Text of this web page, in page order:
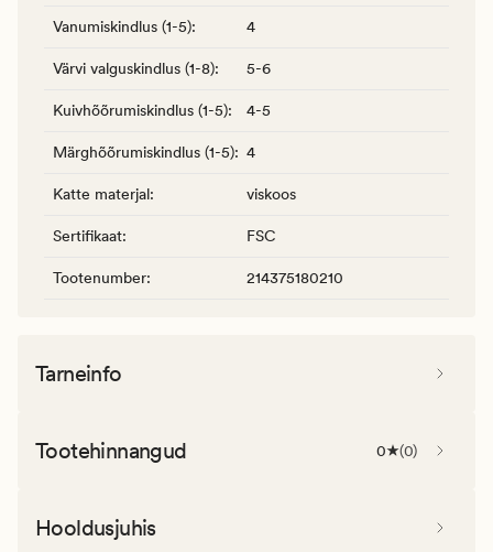
Vanumiskindlus (1-5): 4
Värvi valguskindlus (1-8): 5-6
Kuivhõõrumiskindlus (1-5): 4-5
Märghõõrumiskindlus (1-5): 4
Katte materjal: viskoos
Sertifikaat: FSC
Tootenumber: 214375180210
Tarneinfo
Tootehinnangud 0 (0)
Hooldusjuhis